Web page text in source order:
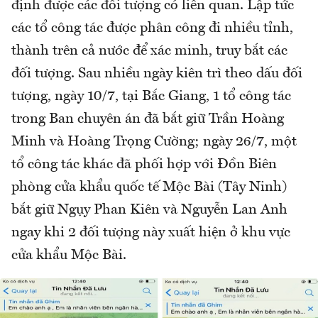
định được các đối tượng có liên quan. Lập tức
các tổ công tác được phân công đi nhiều tỉnh,
thành trên cả nước để xác minh, truy bắt các
đối tượng. Sau nhiều ngày kiên trì theo dấu đối
tượng, ngày 10/7, tại Bắc Giang, 1 tổ công tác
trong Ban chuyên án đã bắt giữ Trần Hoàng
Minh và Hoàng Trọng Cường; ngày 26/7, một
tổ công tác khác đã phối hợp với Đồn Biên
phòng cửa khẩu quốc tế Mộc Bài (Tây Ninh)
bắt giữ Ngụy Phan Kiên và Nguyễn Lan Anh
ngay khi 2 đối tượng này xuất hiện ở khu vực
cửa khẩu Mộc Bài.